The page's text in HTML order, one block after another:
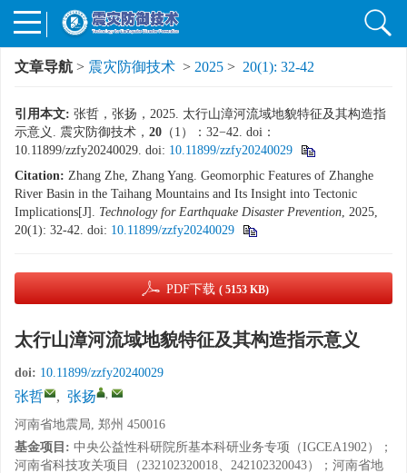
文章导航 > 震灾防御技术 > 2025 > 20(1): 32-42
引用本文: 张哲，张扬，2025. 太行山漳河流域地貌特征及其构造指
示意义. 震灾防御技术， 20 （1）：32−42. doi：
10.11899/zzfy20240029. doi: 10.11899/zzfy20240029
Citation: Zhang Zhe, Zhang Yang. Geomorphic Features of Zhanghe
River Basin in the Taihang Mountains and Its Insight into Tectonic
Implications[J]. Technology for Earthquake Disaster Prevention, 2025,
20(1): 32-42. doi: 10.11899/zzfy20240029
PDF下载 ( 5153 KB)
太行山漳河流域地貌特征及其构造指示意义
doi: 10.11899/zzfy20240029
张哲 , 张扬 ,
河南省地震局, 郑州 450016
基金项目: 中央公益性科研院所基本科研业务专项（IGCEA1902）；
河南省科技攻关项目（232102320018、242102320043）；河南省地